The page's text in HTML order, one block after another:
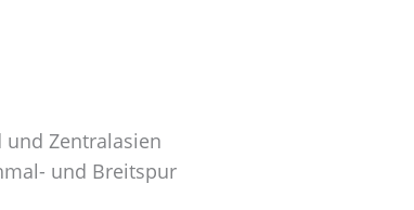
und Zentralasien
und Breitspur